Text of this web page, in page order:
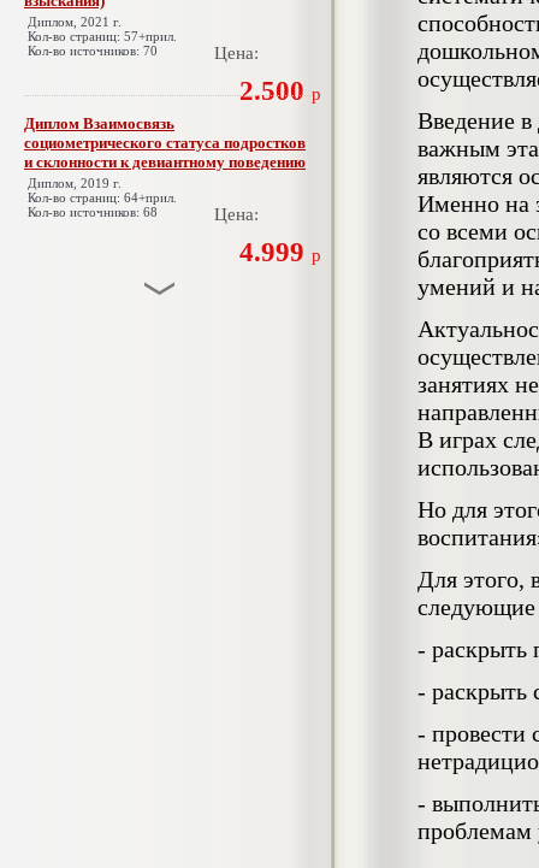
Диплом, 2021 г.
Кол-во страниц: 57+прил.
Кол-во источников: 70
Цена:
2.500 р
Диплом Взаимосвязь
социометрического статуса подростков
и склонности к девиантному поведению
Диплом, 2019 г.
Кол-во страниц: 64+прил.
Кол-во источников: 68
Цена:
4.999 р
Введение в
важным
являются
Именно на
со всеми
умений и
занятиях
В играх
Но для
Для этого,
следующие
- раскрыть
- раскрыть
- провести
-
проблемам